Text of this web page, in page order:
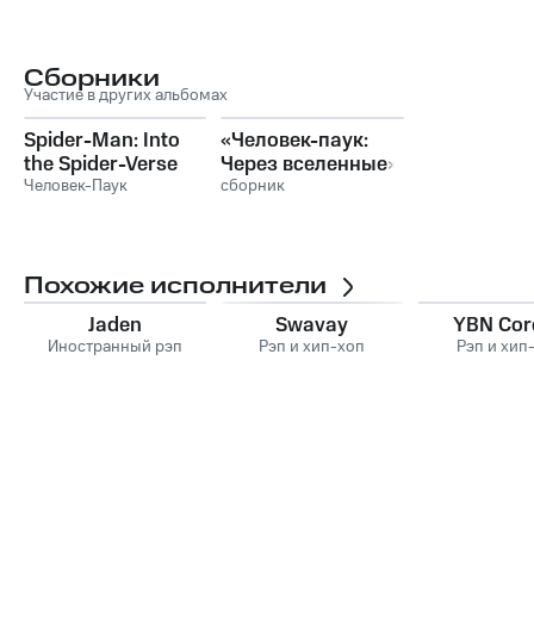
Сборники
Участие в других альбомах
Spider-Man: Into
the Spider-Verse
Человек-Паук
«Человек-паук:
Через вселенные»
сборник
Похожие исполнители
Jaden
Иностранный рэп
Swavay
Рэп и хип-хоп
YBN
Рэп и